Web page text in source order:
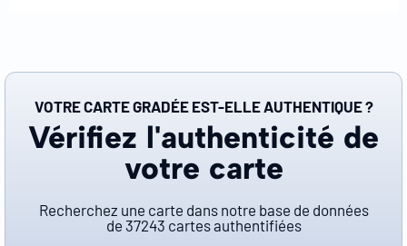
VOTRE CARTE GRADÉE EST-ELLE AUTHENTIQUE ?
Vérifiez l'authenticité de
votre carte
Recherchez une carte dans notre base de données
de 37243 cartes authentifiées